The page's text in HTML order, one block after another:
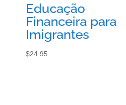
Educação
Financeira para
Imigrantes
$24.95